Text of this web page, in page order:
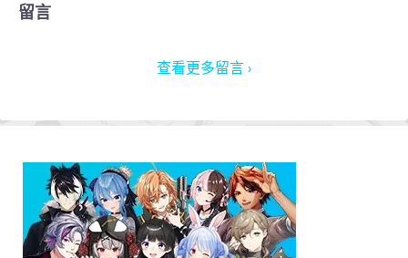
留言
查看更多留言 ›